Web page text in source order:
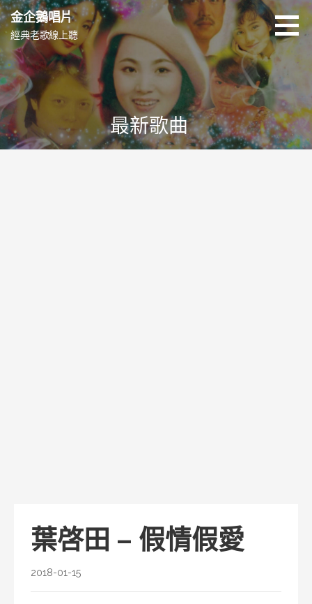
跳
至
主
要
內
容
金企鵝唱片
經典老歌線上聽
最新歌曲
葉啓田 – 假情假愛
2018-01-15